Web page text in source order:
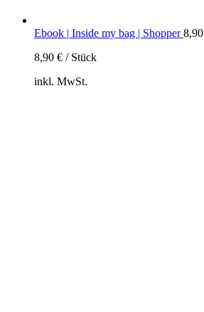
Ebook | Inside my bag | Shopper 8,90
8,90 € / Stück
inkl. MwSt.